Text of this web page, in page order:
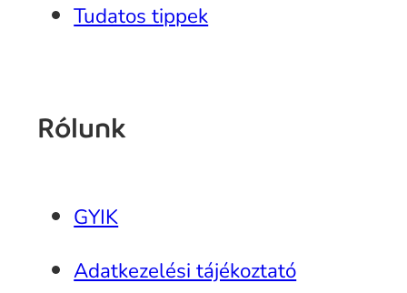
Tudatos tippek
Rólunk
GYIK
Adatkezelési tájékoztató